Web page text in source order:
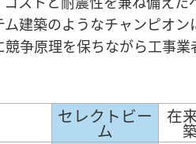
建築のようなチャンピオ
争原理を保ちながら工事
セレクトビー
ム
在